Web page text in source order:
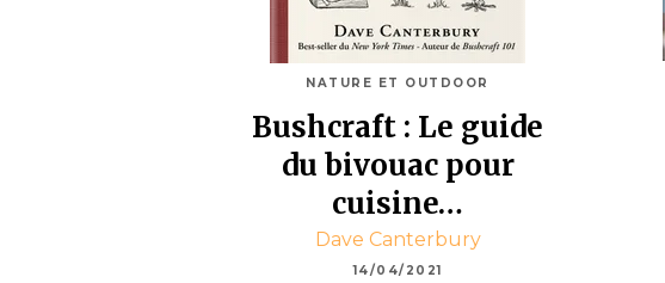
NATURE ET OUTDOOR
Bushcraft : Le guide
du bivouac pour
cuisine…
Dave Canterbury
14/04/2021